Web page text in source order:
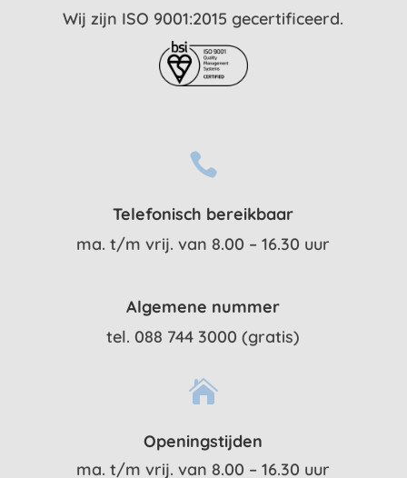
Wij zijn ISO 9001:2015 gecertificeerd.

Telefonisch bereikbaar
ma. t/m vrij. van 8.00 – 16.30 uur
Algemene nummer
tel. 088 744 3000 (gratis)

Openingstijden
ma. t/m vrij. van 8.00 – 16.30 uur